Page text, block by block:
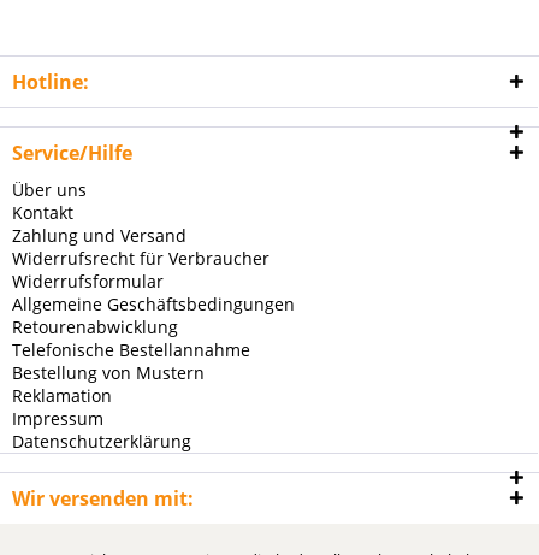
Hotline:
Service/Hilfe
Über uns
Kontakt
Zahlung und Versand
Widerrufsrecht für Verbraucher
Widerrufsformular
Allgemeine Geschäftsbedingungen
Retourenabwicklung
Telefonische Bestellannahme
Bestellung von Mustern
Reklamation
Impressum
Datenschutzerklärung
Wir versenden mit: